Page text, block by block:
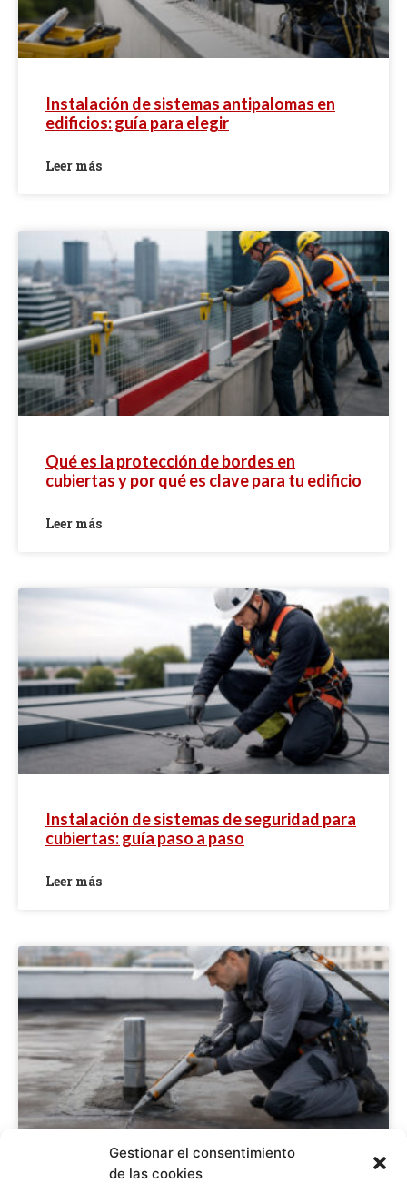
Gestionar el consentimiento
de las cookies
Instalación de sistemas antipalomas en
edificios: guía para elegir
Leer más
Qué es la protección de bordes en
cubiertas y por qué es clave para tu edificio
Leer más
Instalación de sistemas de seguridad para
cubiertas: guía paso a paso
Leer más
Sellar filtraciones en cubiertas: guía paso a